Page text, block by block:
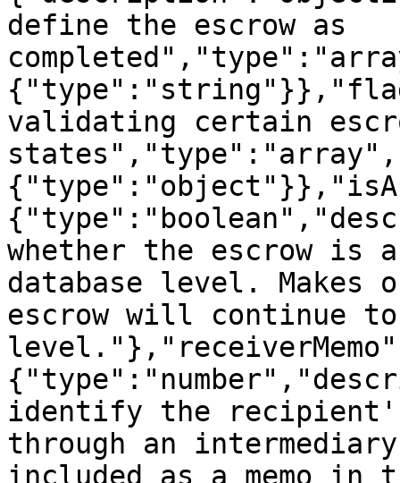
define the escrow as
validating certain
whether the escrow
database level.
escrow will continue
identify the
through an
included as a memo in